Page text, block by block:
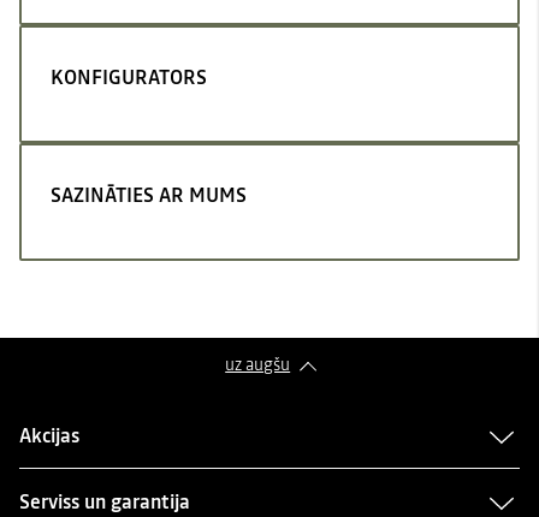
KONFIGURATORS
SAZINĀTIES AR MUMS
uz augšu
Akcijas
Serviss un garantija